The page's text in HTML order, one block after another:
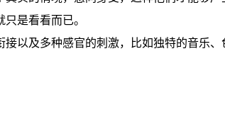
是看看而已。
以及多种感官的刺激，比如独特的音乐